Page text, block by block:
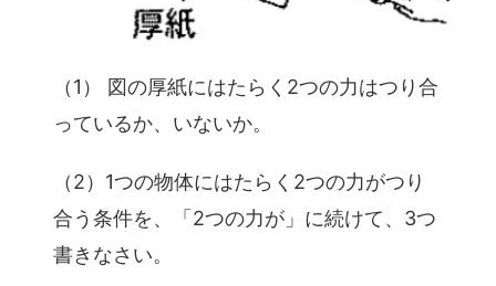
（1） 図の厚紙にはたらく2つの力はつり合
っているか、いないか。
（2）1つの物体にはたらく2つの力がつり
合う条件を、「2つの力が」に続けて、3つ
書きなさい。